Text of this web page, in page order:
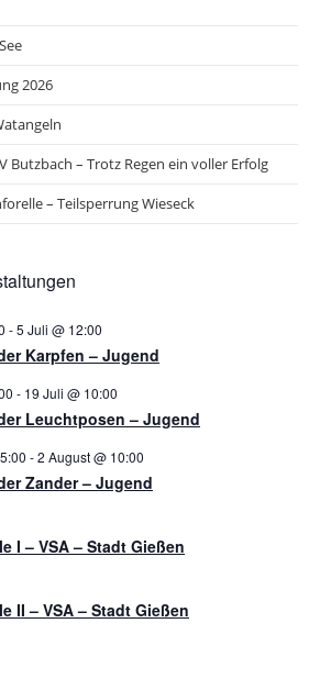
2026
Butzbach – Trotz Regen ein voller Erfolg
– Teilsperrung Wieseck
-5 Juli @ 12:00
Karpfen – Jugend
- 19 Juli @ 10:00
Leuchtposen – Jugend
-2 August @ 10:00
Zander – Jugend
I – VSA – Stadt Gießen
II – VSA – Stadt Gießen